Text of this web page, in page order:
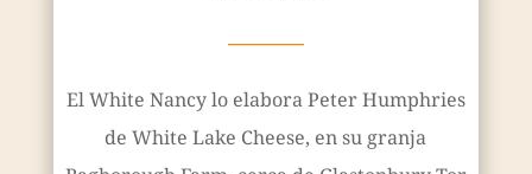
————
El White Nancy lo elabora Peter Humphries
de White Lake Cheese, en su granja